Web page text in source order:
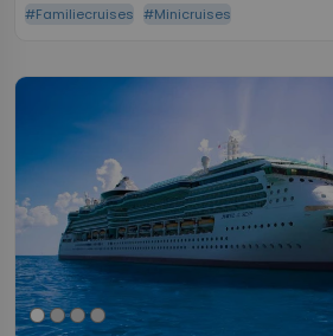
#Familiecruises #Minicruises